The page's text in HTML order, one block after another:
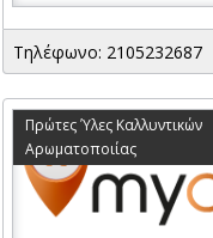
Τηλέφωνο: 2105232687
Πρώτες Ύλες Καλλυντικών
Αρωματοποιίας